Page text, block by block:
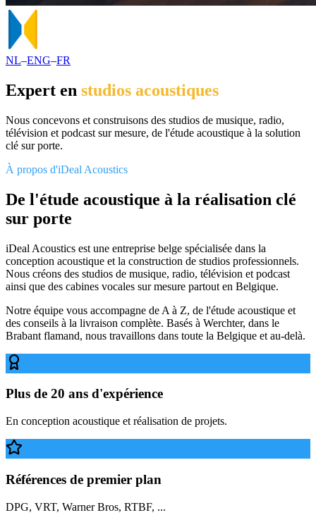
NL–ENG–FR
Expert en studios acoustiques
Nous concevons et construisons des studios de musique, radio,
télévision et podcast sur mesure, de l'étude acoustique à la solution
clé sur porte.
À propos d'iDeal Acoustics
De l'étude acoustique à la réalisation clé
sur porte
iDeal Acoustics est une entreprise belge spécialisée dans la
conception acoustique et la construction de studios professionnels.
Nous créons des studios de musique, radio, télévision et podcast
ainsi que des cabines vocales sur mesure partout en Belgique.
Notre équipe vous accompagne de A à Z, de l'étude acoustique et
des conseils à la livraison complète. Basés à Werchter, dans le
Brabant flamand, nous travaillons dans toute la Belgique et au-delà.
Plus de 20 ans d'expérience
En conception acoustique et réalisation de projets.
Références de premier plan
DPG, VRT, Warner Bros, RTBF, ...